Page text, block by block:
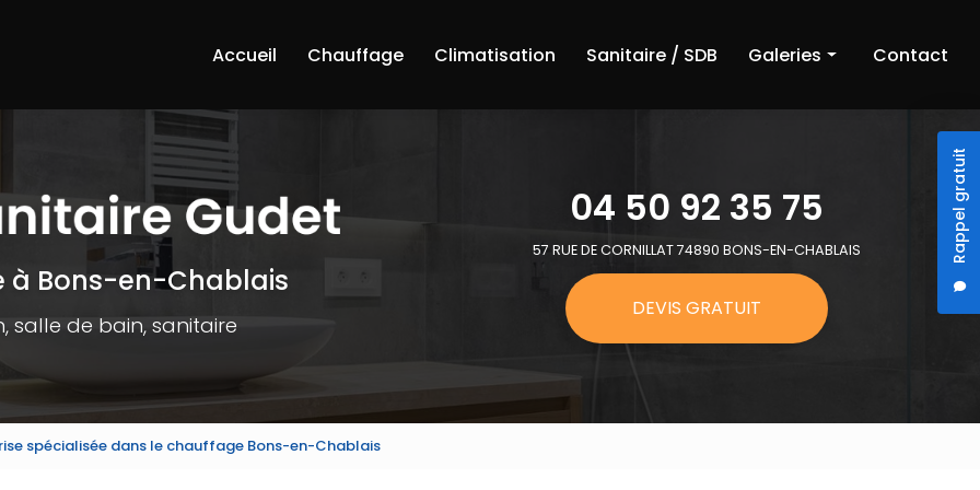
Rappel gratuit
Accueil
Chauffage Climatisation Sanitaire / SDB Galeries
Sanitaire et salle de bain
Contact
à Bons-en-Chablais
salle de bain, sanitaire
04 50 92 35 75
57 RUE DE CORNILLAT 74890 BONS-EN-CHABLAIS
DEVIS GRATUIT
spécialisée dans le chauffage Bons-en-Chablais